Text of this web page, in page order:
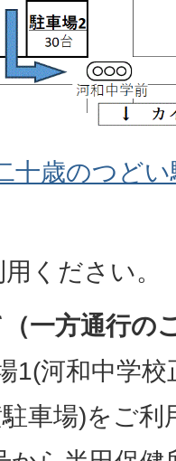
十歳のつど
ください。
一方通行の
1(河和中学
車場)をご利